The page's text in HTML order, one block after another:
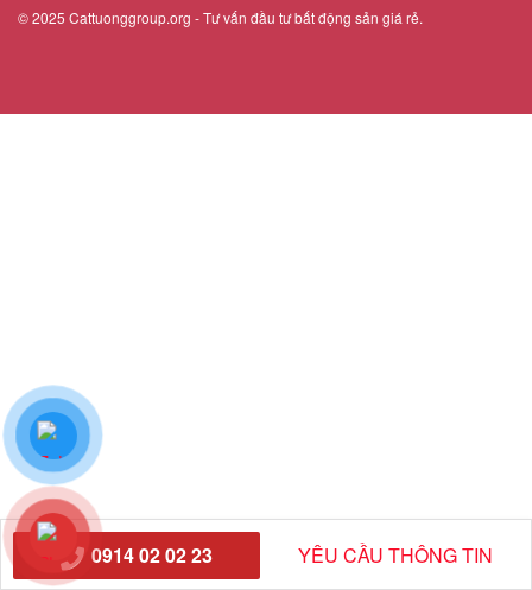
© 2025 Cattuonggroup.org - Tư vấn đầu tư bất động sản giá rẻ.
0914 02 02 23 YÊU CẦU THÔNG TIN